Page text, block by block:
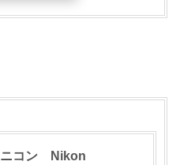
ニコン Nikon